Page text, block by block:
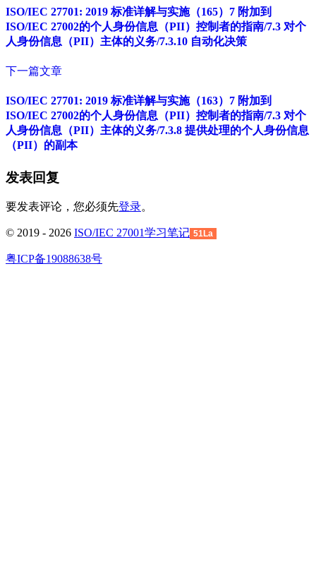
ISO/IEC 27701: 2019 标准详解与实施（165）7 附加到
ISO/IEC 27002的个人身份信息（PII）控制者的指南/7.3 对个
人身份信息（PII）主体的义务/7.3.10 自动化决策
下一篇文章
ISO/IEC 27701: 2019 标准详解与实施（163）7 附加到
ISO/IEC 27002的个人身份信息（PII）控制者的指南/7.3 对个
人身份信息（PII）主体的义务/7.3.8 提供处理的个人身份信息
（PII）的副本
发表回复
要发表评论，您必须先登录。
© 2019 - 2026 ISO/IEC 27001学习笔记 51La
粤ICP备19088638号